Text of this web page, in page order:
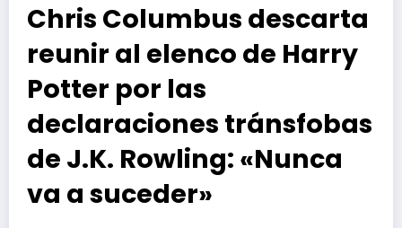
Chris Columbus descarta
reunir al elenco de Harry
Potter por las
declaraciones tránsfobas
de J.K. Rowling: «Nunca
va a suceder»